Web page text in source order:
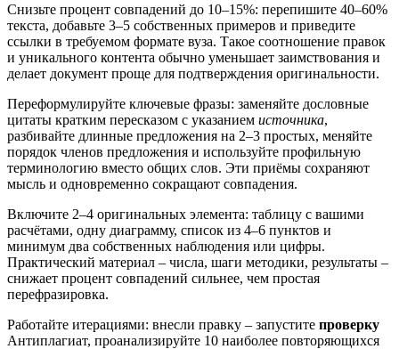
Снизьте процент совпадений до 10–15%: перепишите 40–60%
текста, добавьте 3–5 собственных примеров и приведите
ссылки в требуемом формате вуза. Такое соотношение правок
и уникального контента обычно уменьшает заимствования и
делает документ проще для подтверждения оригинальности.
Переформулируйте ключевые фразы: заменяйте дословные
цитаты кратким пересказом с указанием источника,
разбивайте длинные предложения на 2–3 простых, меняйте
порядок членов предложения и используйте профильную
терминологию вместо общих слов. Эти приёмы сохраняют
мысль и одновременно сокращают совпадения.
Включите 2–4 оригинальных элемента: таблицу с вашими
расчётами, одну диаграмму, список из 4–6 пунктов и
минимум два собственных наблюдения или цифры.
Практический материал – числа, шаги методики, результаты –
снижает процент совпадений сильнее, чем простая
перефразировка.
Работайте итерациями: внесли правку – запустите проверку
Антиплагиат, проанализируйте 10 наиболее повторяющихся